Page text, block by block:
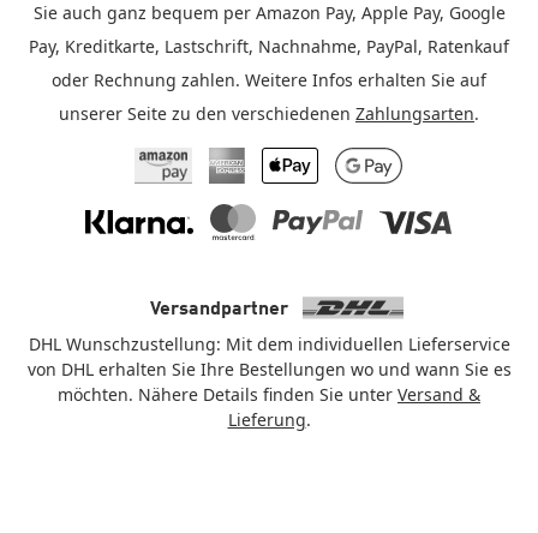
Sie auch ganz bequem per Amazon Pay, Apple Pay, Google
Pay, Kreditkarte, Lastschrift, Nachnahme, PayPal, Ratenkauf
oder Rechnung zahlen. Weitere Infos erhalten Sie auf
unserer Seite zu den verschiedenen Zahlungsarten.
Amazon PayAmerican Express
Apple PayGoogle Pay
Klarna MastercardPayPal Visa
Versandpartner
DHL Wunschzustellung: Mit dem individuellen Lieferservice
von DHL erhalten Sie Ihre Bestellungen wo und wann Sie es
möchten. Nähere Details finden Sie unter Versand &
Lieferung.